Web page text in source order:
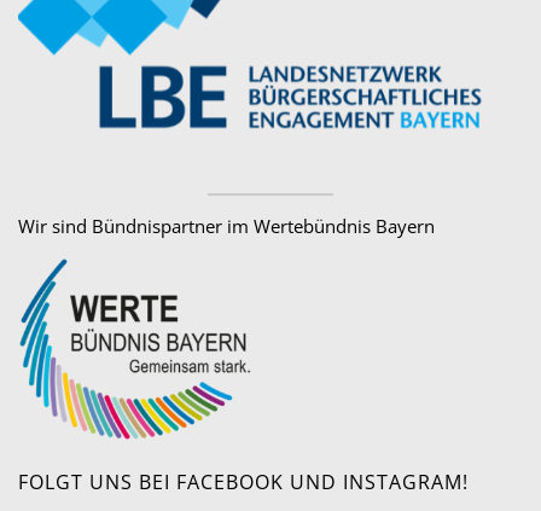
Wir sind Bündnispartner im Wertebündnis Bayern
FOLGT UNS BEI FACEBOOK UND INSTAGRAM!